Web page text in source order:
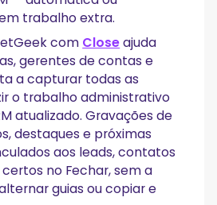
trabalho extra.
com Closeajuda
gerentes de contas e
a capturar todas as
o trabalho administrativo
atualizado. Gravações de
destaques e próximas
aos leads, contatos
no Fechar, sem a
guias ou copiar e